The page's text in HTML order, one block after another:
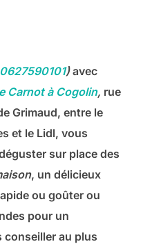
0627590101)avec
Carnot à Cogolin, rue
Grimaud, entre le
et le Lidl, vous
sur place des
, un délicieux
ou goûter ou
pour un
conseiller au plus